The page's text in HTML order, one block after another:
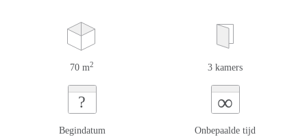
70 m2 3 kamers
?
Begindatum
∞
Onbepaalde tijd